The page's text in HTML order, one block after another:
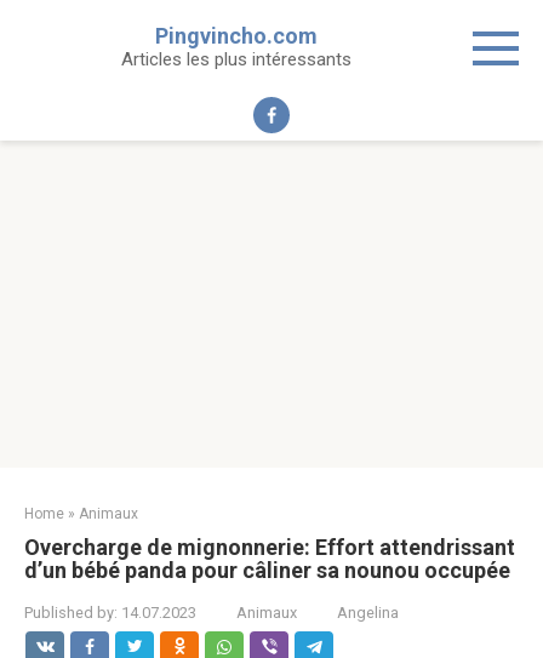
Pingvincho.com
Articles les plus intéressants
Home » Animaux
Overcharge de mignonnerie: Effort attendrissant
d’un bébé panda pour câliner sa nounou occupée
Published by: 14.07.2023 Animaux Angelina